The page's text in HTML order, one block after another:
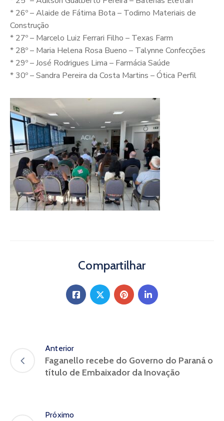
* 26º – Alaide de Fátima Bota – Todimo Materiais de
Construção
* 27º – Marcelo Luiz Ferrari Filho – Texas Farm
* 28º – Maria Helena Rosa Bueno – Talynne Confecções
* 29º – José Rodrigues Lima – Farmácia Saúde
* 30º – Sandra Pereira da Costa Martins – Ótica Perfil
Compartilhar
Anterior
Faganello recebe do Governo do Paraná o
título de Embaixador da Inovação
Próximo